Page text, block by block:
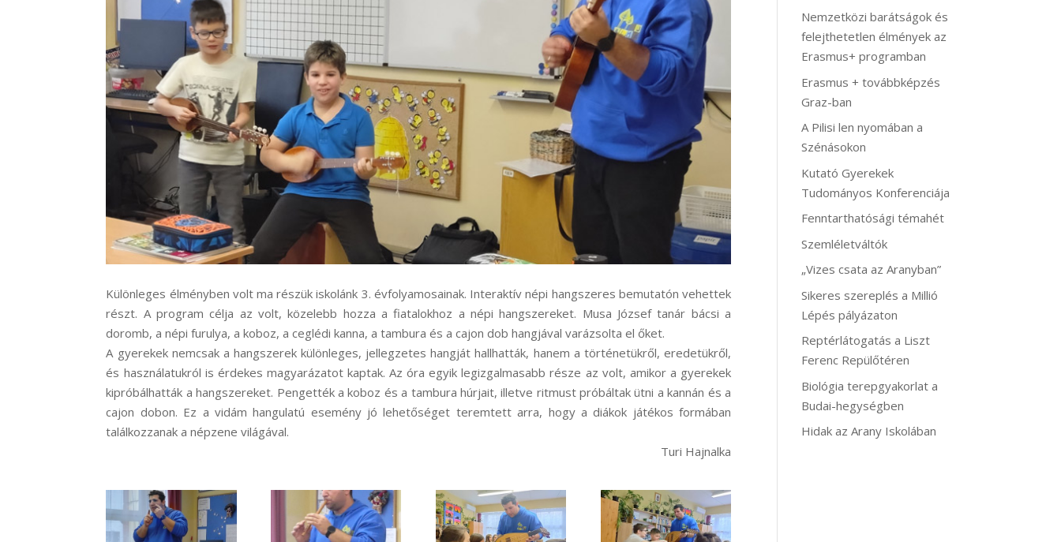
Különleges élményben volt ma részük iskolánk 3. évfolyamosainak. Interaktív népi hangszeres bemutatón vehettek
részt. A program célja az volt, közelebb hozza a fiatalokhoz a népi hangszereket. Musa József tanár bácsi a
doromb, a népi furulya, a koboz, a ceglédi kanna, a tambura és a cajon dob hangjával varázsolta el őket.
A gyerekek nemcsak a hangszerek különleges, jellegzetes hangját hallhatták, hanem a történetükről, eredetükről,
és használatukról is érdekes magyarázatot kaptak. Az óra egyik legizgalmasabb része az volt, amikor a gyerekek
kipróbálhatták a hangszereket. Pengették a koboz és a tambura húrjait, illetve ritmust próbáltak ütni a kannán és a
cajon dobon. Ez a vidám hangulatú esemény jó lehetőséget teremtett arra, hogy a diákok játékos formában
találkozzanak a népzene világával.
Turi Hajnalka
Nemzetközi barátságok és
felejthetetlen élmények az
Erasmus+ programban
Erasmus + továbbképzés
Graz-ban
A Pilisi len nyomában a
Szénásokon
Kutató Gyerekek
Tudományos Konferenciája
Fenntarthatósági témahét
Szemléletváltók
„Vizes csata az Aranyban”
Sikeres szereplés a Millió
Lépés pályázaton
Reptérlátogatás a Liszt
Ferenc Repülőtéren
Biológia terepgyakorlat a
Budai-hegységben
Hidak az Arany Iskolában